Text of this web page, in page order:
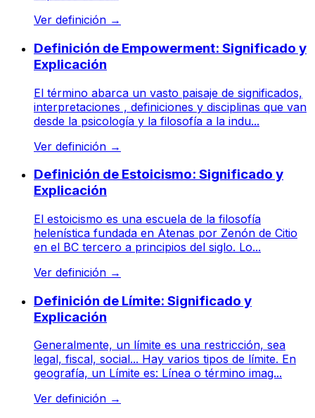
Ver definición →
Definición de Empowerment: Significado y
Explicación
El término abarca un vasto paisaje de significados,
interpretaciones , definiciones y disciplinas que van
desde la psicología y la filosofía a la indu...
Ver definición →
Definición de Estoicismo: Significado y
Explicación
El estoicismo es una escuela de la filosofía
helenística fundada en Atenas por Zenón de Citio
en el BC tercero a principios del siglo. Lo...
Ver definición →
Definición de Límite: Significado y
Explicación
Generalmente, un límite es una restricción, sea
legal, fiscal, social... Hay varios tipos de límite. En
geografía, un Límite es: Línea o término imag...
Ver definición →